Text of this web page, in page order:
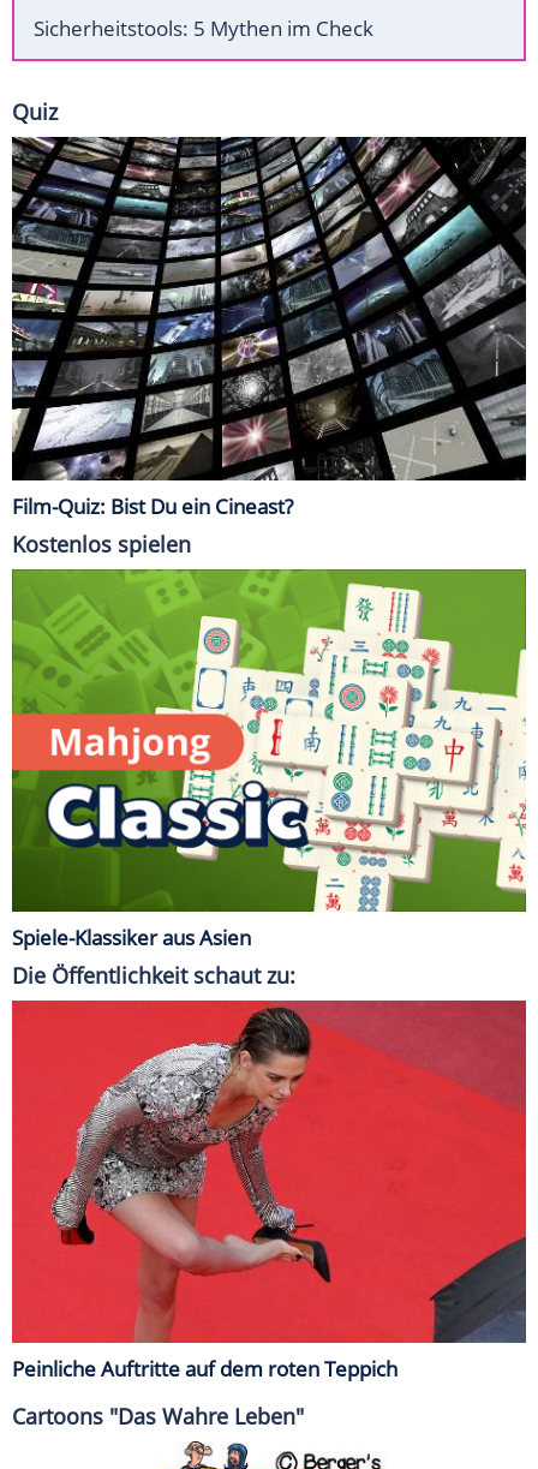
Sicherheitstools: 5 Mythen im Check
Quiz
Film-Quiz: Bist Du ein Cineast?
Kostenlos spielen
Spiele-Klassiker aus Asien
Die Öffentlichkeit schaut zu:
Peinliche Auftritte auf dem roten Teppich
Cartoons "Das Wahre Leben"